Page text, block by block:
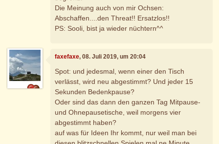
Die Meinung auch von mir Ochsen:
Abschaffen....den Threat!! Ersatzlos!!
PS: Sooli, bist ja wieder nüchtern^^
faxefaxe, 08. Juli 2019, um 20:04
Spot: und jedesmal, wenn einer den Tisch
verlässt, wird neu abgestimmt? Und jeder 15
Sekunden Bedenkpause?
Oder sind das dann den ganzen Tag Mitpause-
und Ohnepausetische, weil morgens vier
abgestimmt haben?
auf was für Ideen Ihr kommt, nur weil man bei